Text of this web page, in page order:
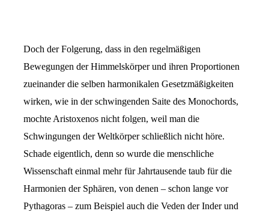
Doch der Folgerung, dass in den regelmäßigen
Bewegungen der Himmelskörper und ihren Proportionen
zueinander die selben harmonikalen Gesetzmäßigkeiten
wirken, wie in der schwingenden Saite des Monochords,
mochte Aristoxenos nicht folgen, weil man die
Schwingungen der Weltkörper schließlich nicht höre.
Schade eigentlich, denn so wurde die menschliche
Wissenschaft einmal mehr für Jahrtausende taub für die
Harmonien der Sphären, von denen – schon lange vor
Pythagoras – zum Beispiel auch die Veden der Inder und